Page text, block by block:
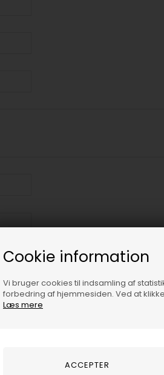
Cookie information
Vi bruger cookies til indsamling af
forbedring af hjemmesiden. Ved at
Læs mere